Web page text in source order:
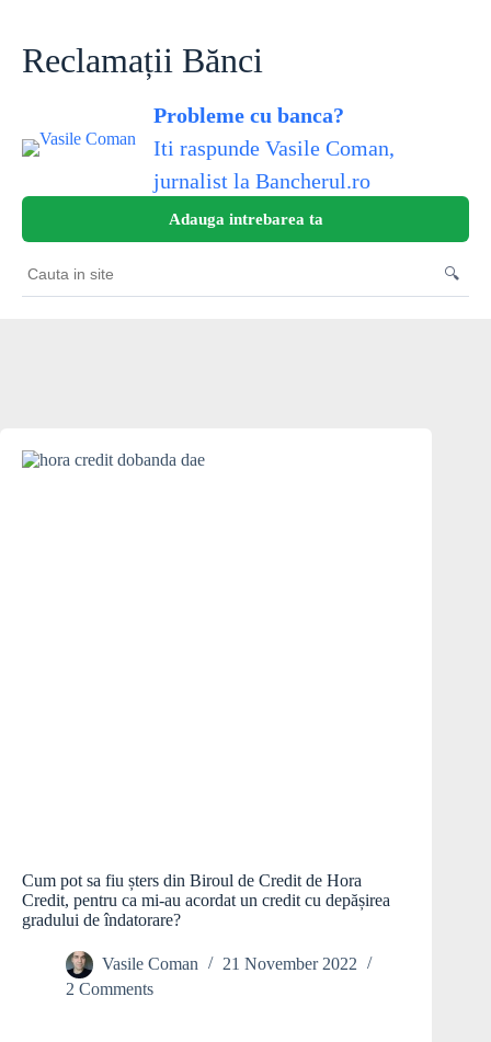
contentReclamații Bănci
Probleme cu banca?
Iti raspunde Vasile Coman,
jurnalist la Bancherul.ro
Adauga intrebarea ta
Cauta
in
🔍
Cum pot sa fiu șters din Biroul de Credit de Hora
Credit, pentru ca mi-au acordat un credit cu depășirea
gradului de îndatorare?
Vasile Coman
21 November 2022
2 Comments